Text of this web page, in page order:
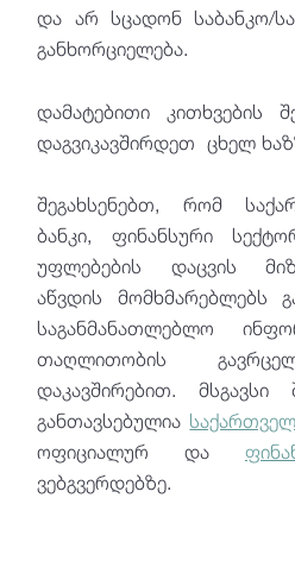
და არ სცადონ საბანკო/
განხორციელება.
დამატებითი კითხვების
დაგვიკავშირდეთ ცხელ
შეგახსენებთ, რომ
ბანკი, ფინანსური
უფლებების დაცვის
აწვდის მომხმარებლებს
საგანმანათლებლო
თაღლითობის
დაკავშირებით. მსგავსი
განთავსებულია
ოფიციალურ და
ვებგვერდებზე.